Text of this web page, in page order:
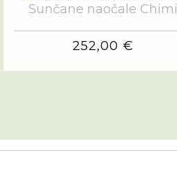
Sunčane naočale Chimi
252,00 €